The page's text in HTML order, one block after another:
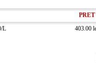
PRET
L
403.00